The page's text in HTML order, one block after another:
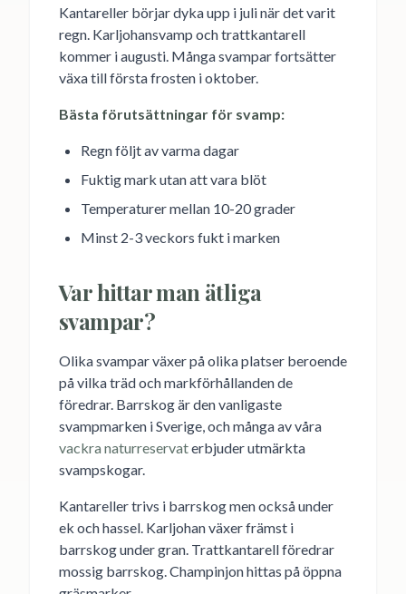
Kantareller börjar dyka upp i juli när det varit
regn. Karljohansvamp och trattkantarell
kommer i augusti. Många svampar fortsätter
växa till första frosten i oktober.
Bästa förutsättningar för svamp:
Regn följt av varma dagar
Fuktig mark utan att vara blöt
Temperaturer mellan 10-20 grader
Minst 2-3 veckors fukt i marken
Var hittar man ätliga
svampar?
Olika svampar växer på olika platser beroende
på vilka träd och markförhållanden de
föredrar. Barrskog är den vanligaste
svampmarken i Sverige, och många av våra
vackra naturreservaterbjuder utmärkta
svampskogar.
Kantareller trivs i barrskog men också under
ek och hassel. Karljohan växer främst i
barrskog under gran. Trattkantarell föredrar
mossig barrskog. Champinjon hittas på öppna